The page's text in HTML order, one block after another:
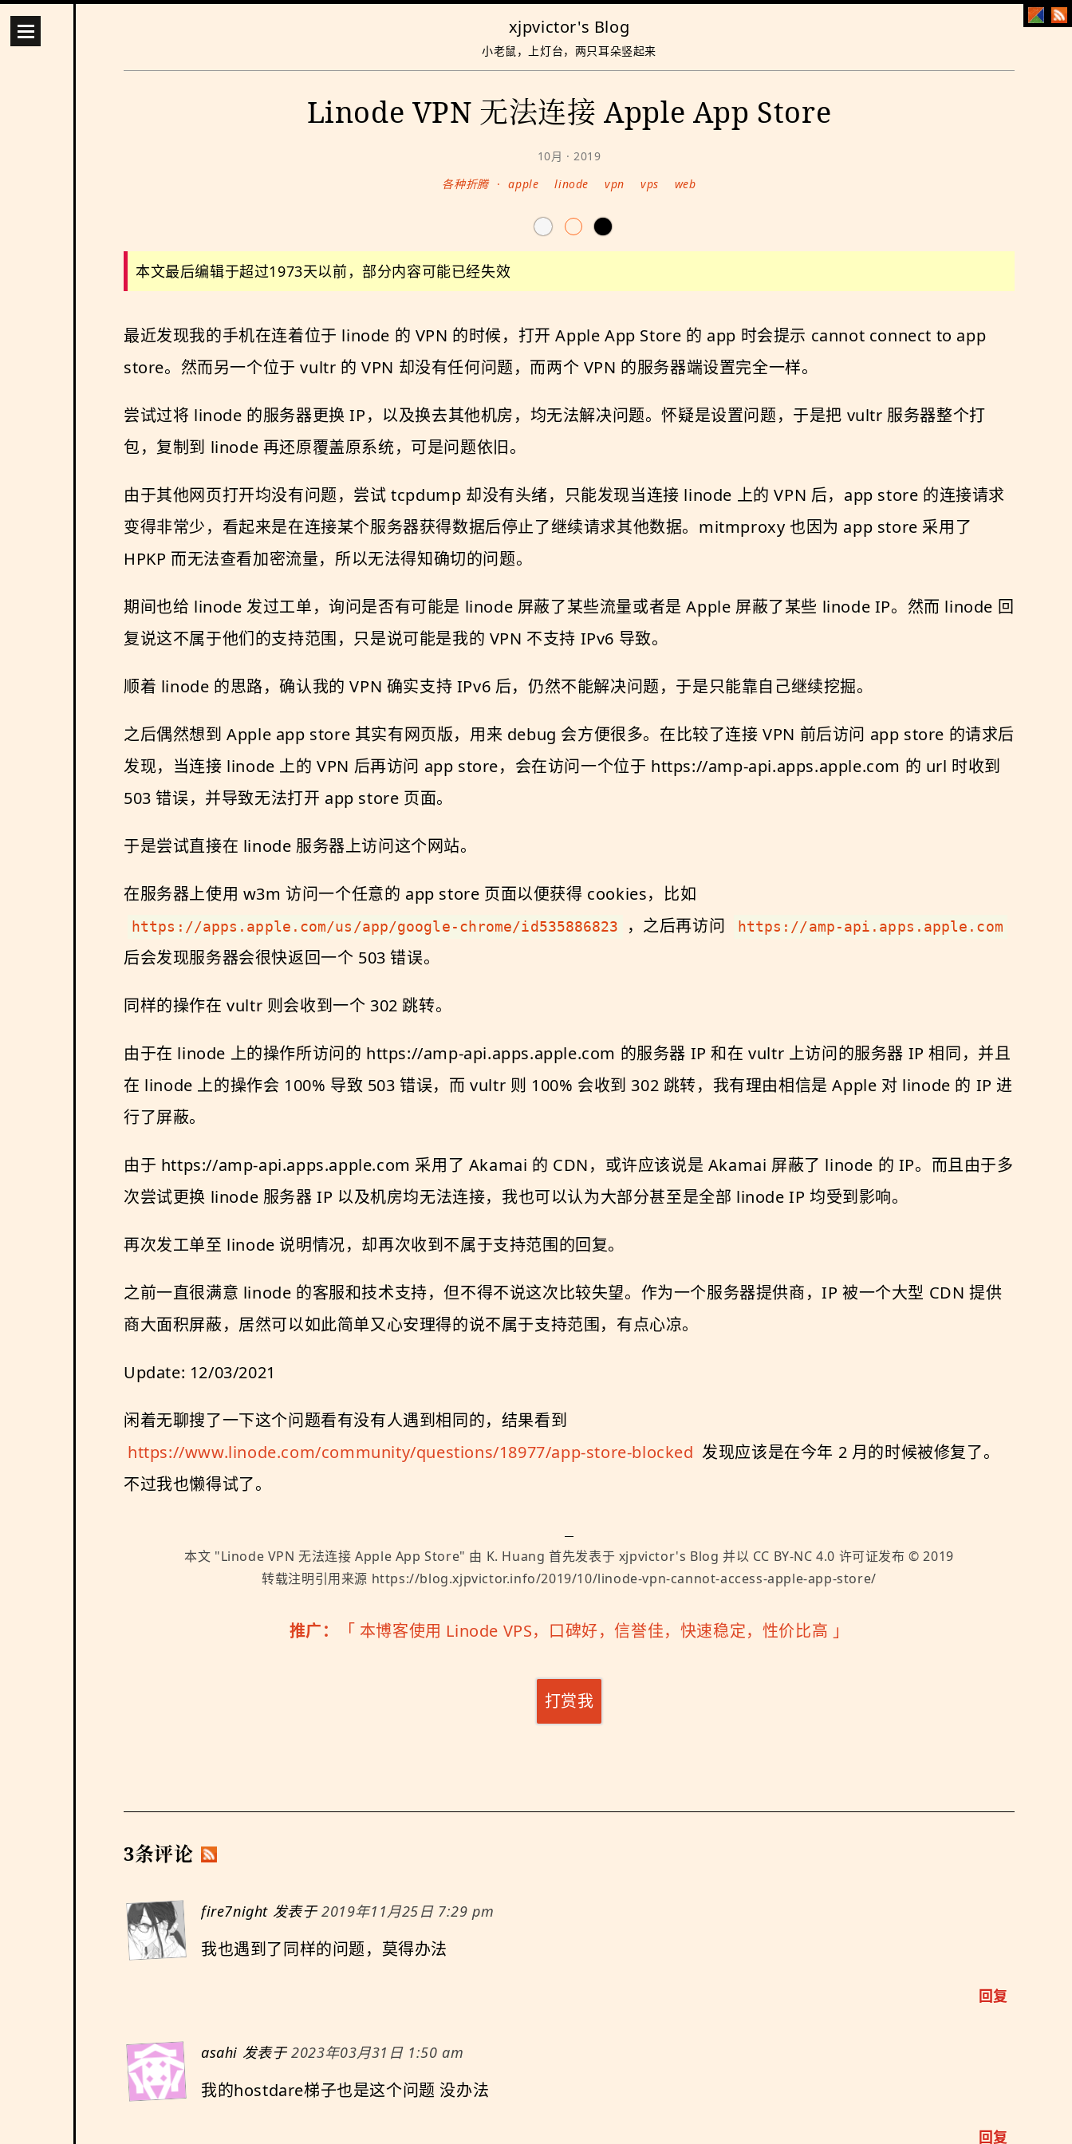
xjpvictor's Blog
小老鼠，上灯台，两只耳朵竖起来
Linode VPN 无法连接 Apple App Store
10月 · 2019
各种折腾 · apple linode vpn vps web
本文最后编辑于超过1973天以前，部分内容可能已经失效
最近发现我的手机在连着位于 linode 的 VPN 的时候，打开 Apple App Store 的 app 时会提示 cannot connect to app
store。然而另一个位于 vultr 的 VPN 却没有任何问题，而两个 VPN 的服务器端设置完全一样。
尝试过将 linode 的服务器更换 IP，以及换去其他机房，均无法解决问题。怀疑是设置问题，于是把 vultr 服务器整个打
包，复制到 linode 再还原覆盖原系统，可是问题依旧。
由于其他网页打开均没有问题，尝试 tcpdump 却没有头绪，只能发现当连接 linode 上的 VPN 后，app store 的连接请求
变得非常少，看起来是在连接某个服务器获得数据后停止了继续请求其他数据。mitmproxy 也因为 app store 采用了
HPKP 而无法查看加密流量，所以无法得知确切的问题。
期间也给 linode 发过工单，询问是否有可能是 linode 屏蔽了某些流量或者是 Apple 屏蔽了某些 linode IP。然而 linode 回
复说这不属于他们的支持范围，只是说可能是我的 VPN 不支持 IPv6 导致。
顺着 linode 的思路，确认我的 VPN 确实支持 IPv6 后，仍然不能解决问题，于是只能靠自己继续挖掘。
之后偶然想到 Apple app store 其实有网页版，用来 debug 会方便很多。在比较了连接 VPN 前后访问 app store 的请求后
发现，当连接 linode 上的 VPN 后再访问 app store，会在访问一个位于 https://amp-api.apps.apple.com 的 url 时收到
503 错误，并导致无法打开 app store 页面。
于是尝试直接在 linode 服务器上访问这个网站。
在服务器上使用 w3m 访问一个任意的 app store 页面以便获得 cookies，比如
https://apps.apple.com/us/app/google-chrome/id535886823 ，之后再访问 https://amp-api.apps.apple.com
后会发现服务器会很快返回一个 503 错误。
同样的操作在 vultr 则会收到一个 302 跳转。
由于在 linode 上的操作所访问的 https://amp-api.apps.apple.com 的服务器 IP 和在 vultr 上访问的服务器 IP 相同，并且
在 linode 上的操作会 100% 导致 503 错误，而 vultr 则 100% 会收到 302 跳转，我有理由相信是 Apple 对 linode 的 IP 进
行了屏蔽。
由于 https://amp-api.apps.apple.com 采用了 Akamai 的 CDN，或许应该说是 Akamai 屏蔽了 linode 的 IP。而且由于多
次尝试更换 linode 服务器 IP 以及机房均无法连接，我也可以认为大部分甚至是全部 linode IP 均受到影响。
再次发工单至 linode 说明情况，却再次收到不属于支持范围的回复。
之前一直很满意 linode 的客服和技术支持，但不得不说这次比较失望。作为一个服务器提供商，IP 被一个大型 CDN 提供
商大面积屏蔽，居然可以如此简单又心安理得的说不属于支持范围，有点心凉。
Update: 12/03/2021
闲着无聊搜了一下这个问题看有没有人遇到相同的，结果看到
https://www.linode.com/community/questions/18977/app-store-blocked 发现应该是在今年 2 月的时候被修复了。
不过我也懒得试了。
本文 "Linode VPN 无法连接 Apple App Store" 由 K. Huang 首先发表于 xjpvictor's Blog 并以 CC BY-NC 4.0 许可证发布 ©2019
转载注明引用来源 https://blog.xjpvictor.info/2019/10/linode-vpn-cannot-access-apple-app-store/
推广： 「 本博客使用 Linode VPS，口碑好，信誉佳，快速稳定，性价比高 」
打赏我
3条评论
fire7night 发表于 2019年11月25日 7:29 pm
我也遇到了同样的问题，莫得办法
回复
asahi 发表于 2023年03月31日 1:50 am
我的hostdare梯子也是这个问题 没办法
回复